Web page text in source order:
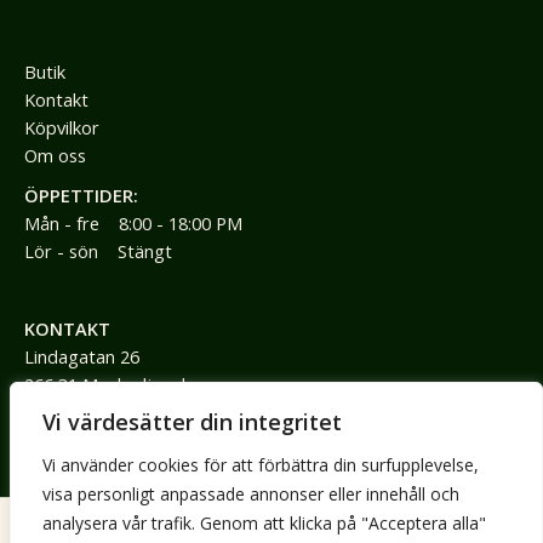
Vi värdesätter din integritet
Vi använder cookies för att förbättra din surfupplevelse,
visa personligt anpassade annonser eller innehåll och
analysera vår trafik. Genom att klicka på "Acceptera alla"
Butik
Kontakt
Köpvilkor
Om oss
ÖPPETTIDER:
Mån - fre 8:00 - 18:00 PM
Lör - sön Stängt
KONTAKT
Lindagatan 26
266 31 Munka-ljungby
jimmy@jimmyspraktik.se